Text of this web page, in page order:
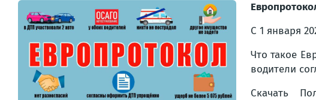
С 1 января
Что такое
водители
Скачать